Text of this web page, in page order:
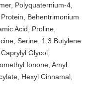
Polyquaternium-4,
Behentrimonium
Acid, Proline,
Serine, 1,3 Butylene
Glycol,
Ionone, Amyl
Hexyl Cinnamal,